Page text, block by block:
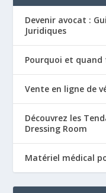
Devenir avocat :
Juridiques
Pourquoi et
Vente en ligne de
Découvrez les
Dressing Room
Matériel médical